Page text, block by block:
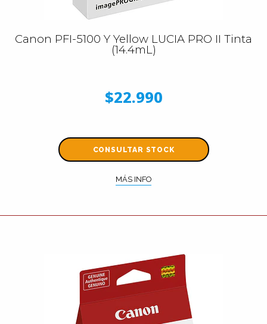
Canon PFI-5100 Y Yellow LUCIA PRO II Tinta
(14.4mL)
$22.990
CONSULTAR STOCK
MÁS INFO